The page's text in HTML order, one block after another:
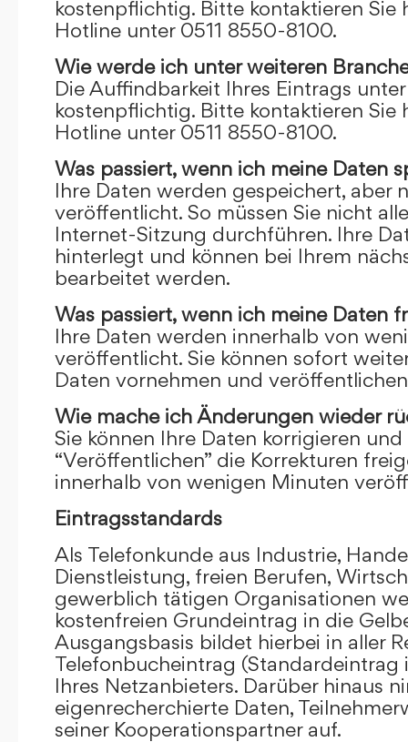
kostenpflichtig. Bitte kontaktieren Sie
Hotline unter 0511 8550-8100.
Wie werde ich unter weiteren
Die Auffindbarkeit Ihres Eintrags
kostenpflichtig. Bitte kontaktieren Sie
Hotline unter 0511 8550-8100.
Was passiert, wenn ich meine Daten
Ihre Daten werden gespeichert, aber
veröffentlicht. So müssen Sie nicht
Internet-Sitzung durchführen. Ihre
hinterlegt und können bei Ihrem
bearbeitet werden.
Was passiert, wenn ich meine Daten
Ihre Daten werden innerhalb von
veröffentlicht. Sie können sofort
Daten vornehmen und
Wie mache ich Änderungen wieder
Sie können Ihre Daten korrigieren
“Veröffentlichen” die Korrekturen
innerhalb von wenigen Minuten
Eintragsstandards
Als Telefonkunde aus Industrie,
Dienstleistung, freien Berufen,
gewerblich tätigen Organisationen
kostenfreien Grundeintrag in die
Ausgangsbasis bildet hierbei in aller
Telefonbucheintrag (Standardeintrag
Ihres Netzanbieters. Darüber hinaus
eigenrecherchierte Daten,
seiner Kooperationspartner auf.